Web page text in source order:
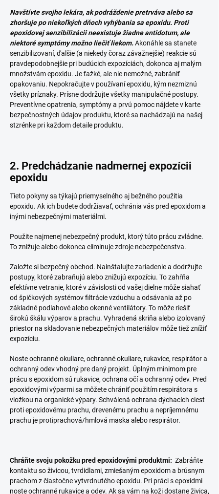
Navštívte svojho lekára, ak podráždenie pretrváva alebo sa
zhoršuje po niekoľkých dňoch vyhýbania sa epoxidu. Proti
epoxidovej senzibilizácii neexistuje žiadne antidotum, ale
niektoré symptómy možno liečiť liekom.Akonáhle sa stanete
senzibilizovaní, ďalšie (a niekedy čoraz závažnejšie) reakcie sú
pravdepodobnejšie pri budúcich expozíciách, dokonca aj malým
množstvám epoxidu. Je ťažké, ale nie nemožné, zabrániť
opakovaniu. Nepokračujte v používaní epoxidu, kým nezmiznú
všetky príznaky. Prísne dodržujte všetky manipulačné postupy.
Preventívne opatrenia, symptómy a prvú pomoc nájdete v karte
bezpečnostných údajov produktu, ktoré sa nachádzajú na našej
stzrénke pri každom detaile produktu.
2. Predchádzanie nadmernej expozícii
epoxidu
Tieto pokyny sa týkajú priemyselného aj bežného použitia
epoxidu. Ak ich budete dodržiavať, ochránia vás pred epoxidom a
inými nebezpečnými materiálmi.
Použite najmenej nebezpečný produkt, ktorý túto prácu zvládne.
To znižuje alebo dokonca eliminuje zdroje nebezpečenstva.
Založte si bezpečný obchod. Nainštalujte zariadenie a dodržujte
postupy, ktoré zabraňujú alebo znižujú expozíciu. To zahŕňa
efektívne vetranie, ktoré v závislosti od vašej dielne môže siahať
od špičkových systémov filtrácie vzduchu a odsávania až po
základné podlahové alebo okenné ventilátory. To môže riešiť
širokú škálu výparov a prachu. Vyhradená skriňa alebo izolovaný
priestor na skladovanie nebezpečných materiálov môže tiež znížiť
expozíciu.
Noste ochranné okuliare, ochranné okuliare, rukavice, respirátor a
ochranný odev vhodný pre daný projekt. Úplným minimom pre
prácu s epoxidom sú rukavice, ochrana očí a ochranný odev. Pred
epoxidovými výparmi sa môžete chrániť použitím respirátora s
vložkou na organické výpary. Schválená ochrana dýchacích ciest
proti epoxidovému prachu, drevenému prachu a nepríjemnému
prachu je protiprachová/hmlová maska alebo respirátor.
Chráňte svoju pokožku pred epoxidovými produktmi: Zabráňte
kontaktu so živicou, tvrdidlami, zmiešaným epoxidom a brúsnym
prachom z čiastočne vytvrdnutého epoxidu. Pri práci s epoxidmi
noste ochranné rukavice a odev. Ak sa vám na koži dostane živica,